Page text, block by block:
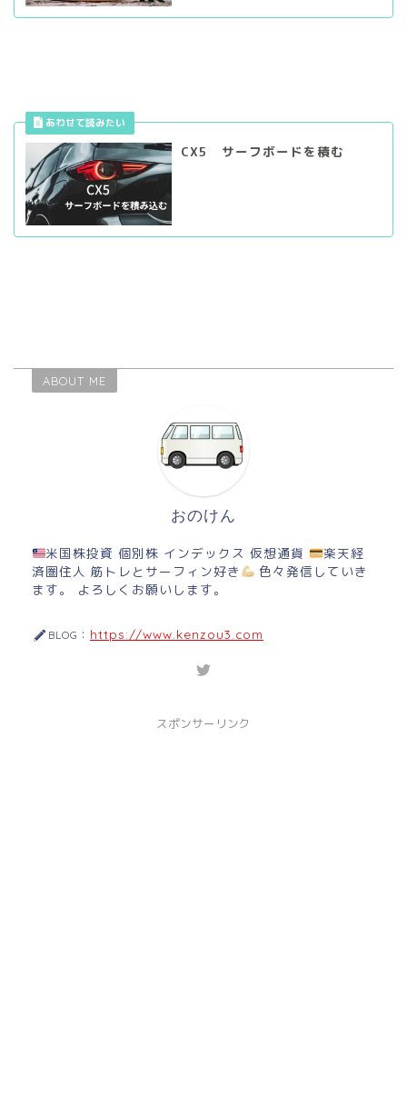
CX5 サーフボードを積む
ABOUT ME
おのけん
米国株投資 個別株 インデックス 仮想通貨
楽天経
済圏住人 筋トレとサーフィン好き
色々発信していき
ます。 よろしくお願いします。
BLOG： https://www.kenzou3.com
スポンサーリンク